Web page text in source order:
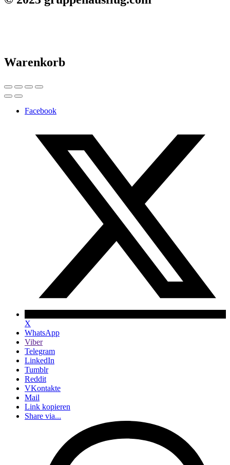
Warenkorb
Facebook
X
WhatsApp
Viber
Telegram
LinkedIn
Tumblr
Reddit
VKontakte
Mail
Link kopieren
Share via...